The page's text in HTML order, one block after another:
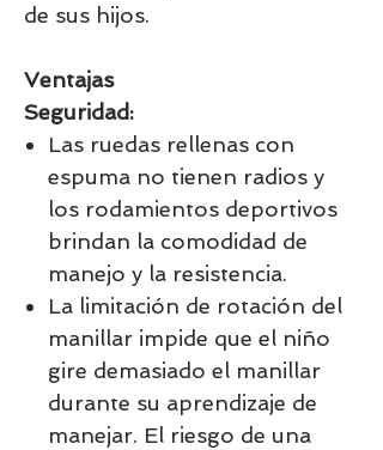
de sus hijos.
Ventajas
Seguridad:
Las ruedas rellenas con
espuma no tienen radios y
los rodamientos deportivos
brindan la comodidad de
manejo y la resistencia.
La limitación de rotación del
manillar impide que el niño
gire demasiado el manillar
durante su aprendizaje de
manejar. El riesgo de una